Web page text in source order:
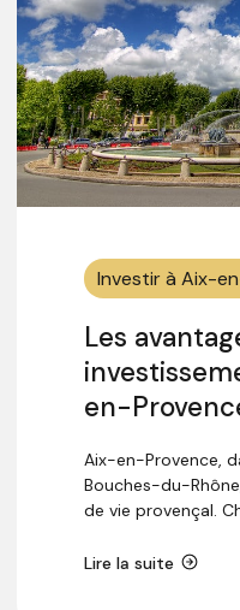
Investir à Aix-
Les
en-
Aix-en-Provence,
Bouches-du-
de vie provençal.
Lire la suite